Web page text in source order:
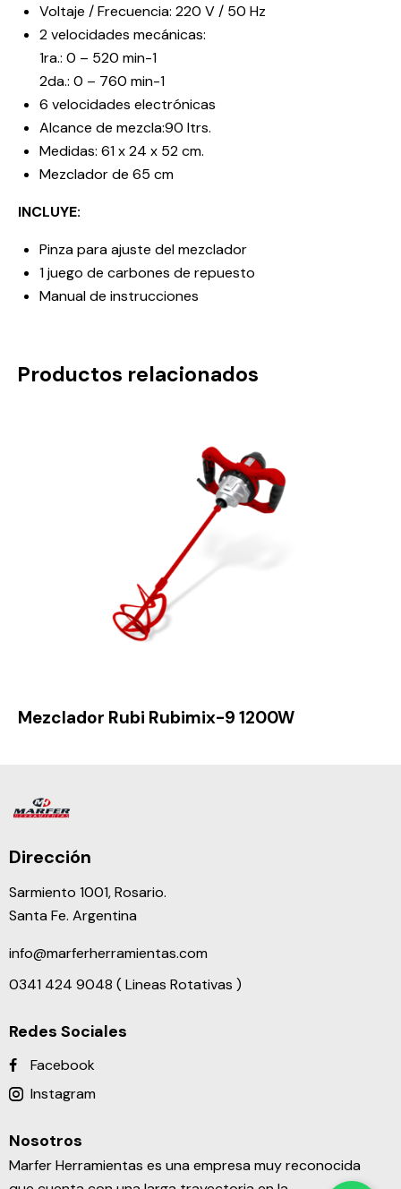
Voltaje / Frecuencia: 220 V / 50 Hz
2 velocidades mecánicas:
1ra.: 0 – 520 min-1
2da.: 0 – 760 min-1
6 velocidades electrónicas
Alcance de mezcla:90 ltrs.
Medidas: 61 x 24 x 52 cm.
Mezclador de 65 cm
INCLUYE:
Pinza para ajuste del mezclador
1 juego de carbones de repuesto
Manual de instrucciones
Productos relacionados
Mezclador Rubi Rubimix-9 1200W
Dirección
Sarmiento 1001, Rosario.
Santa Fe. Argentina
info@marferherramientas.com
0341 424 9048 ( Lineas Rotativas )
Redes Sociales
Facebook
Instagram
Nosotros
Marfer Herramientas es una empresa muy reconocida